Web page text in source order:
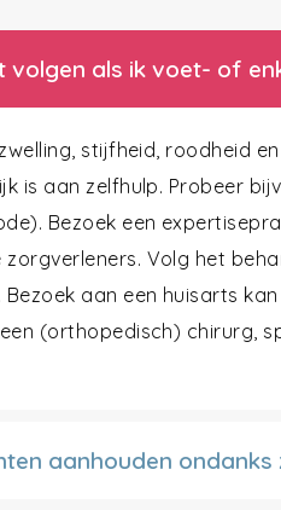
volgen als ik voet- of
stijfheid, roodheid
is aan zelfhulp. Probeer
Bezoek een
Volg het
aan een huisarts
(orthopedisch) chirurg,
aanhouden